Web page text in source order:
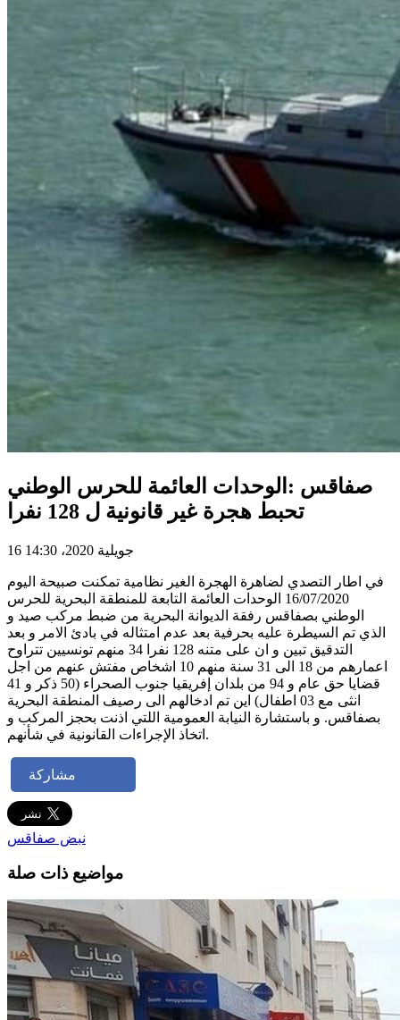
صفاقس :الوحدات العائمة للحرس الوطني
تحبط هجرة غير قانونية ل 128 نفرا
16 جويلية 2020، 14:30
في اطار التصدي لضاهرة الهجرة الغير نظامية تمكنت صبيحة اليوم
16/07/2020 الوحدات العائمة التابعة للمنطقة البحرية للحرس
الوطني بصفاقس رفقة الديوانة البحرية من ضبط مركب صيد و
الذي تم السيطرة عليه بحرفية بعد عدم امتثاله في بادئ الامر و بعد
التدقيق تبين و ان على متنه 128 نفرا 34 منهم تونسيين تتراوح
اعمارهم من 18 الى 31 سنة منهم 10 اشخاص مفتش عنهم من اجل
قضايا حق عام و 94 من بلدان إفريقيا جنوب الصحراء (50 ذكر و 41
انثى مع 03 اطفال) اين تم ادخالهم الى رصيف المنطقة البحرية
بصفاقس. و باستشارة النيابة العمومية اللتي اذنت بحجز المركب و
اتخاذ الإجراءات القانونية في شأنهم.
مشاركة
نبض صفاقس
مواضيع ذات صلة